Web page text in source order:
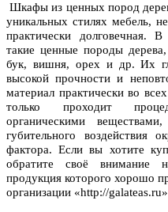
Шкафы из ценных пород
уникальных стилях мебель,
практически долговечная.
такие ценные породы
бук, вишня, орех и др. Их
высокой прочности и
материал практически во
только проходит
органическими
губительного воздействия
фактора. Если вы хотите
обратите своё внимание
продукция которого хорошо
организации «http://